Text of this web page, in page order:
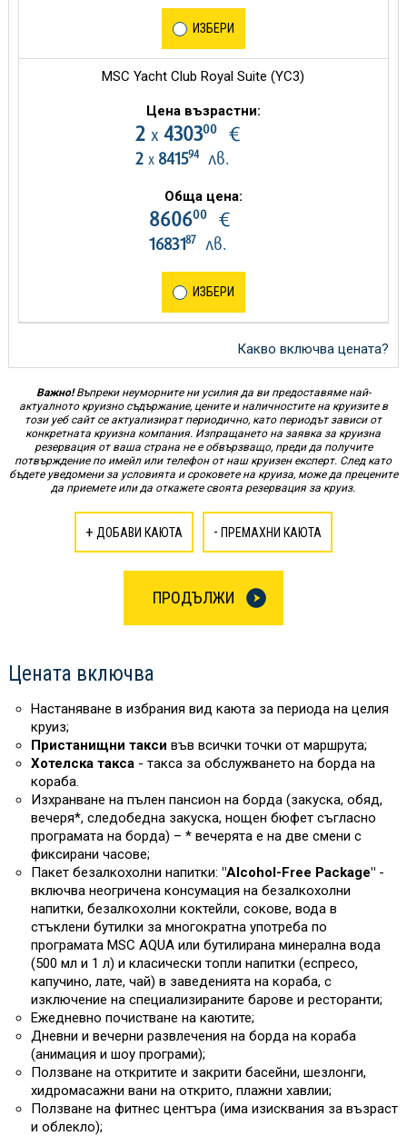
ИЗБЕРИ
MSC Yacht Club Royal Suite (YC3)
Цена възрастни:
2 х 430300€
2 х 841594лв.
Обща цена:
860600€
1683187лв.
ИЗБЕРИ
Какво включва цената?
Важно!Въпреки неуморните ни усилия да ви предоставяме най-
актуалното круизно съдържание, цените и наличностите на круизите в
този уеб сайт се актуализират периодично, като периодът зависи от
конкретната круизна компания. Изпращането на заявка за круизна
резервация от ваша страна не е обвързващо, преди да получите
потвърждение по имейл или телефон от наш круизен експерт. След като
бъдете уведомени за условията и сроковете на круиза, може да прецените
да приемете или да откажете своята резервация за круиз.
+ ДОБАВИ КАЮТА - ПРЕМАХНИ КАЮТА
ПРОДЪЛЖИ
Цената включва
Настаняване в избрания вид каюта за периода на целия
круиз;
Пристанищни такси във всички точки от маршрута;
Хотелска такса - такса за обслужването на борда на
кораба.
Изхранване на пълен пансион на борда (закуска, обяд,
вечеря*, следобедна закуска, нощен бюфет съгласно
програмата на борда) – * вечерята е на две смени с
фиксирани часове;
Пакет безалкохолни напитки: "Alcohol-Free Package"-
включва неогричена консумация на безалкохолни
напитки, безалкохолни коктейли, сокове, вода в
стъклени бутилки за многократна употреба по
програмата MSC AQUA или бутилирана минерална вода
(500 мл и 1 л) и класически топли напитки (еспресо,
капучино, лате, чай) в заведенията на кораба, с
изключение на специализираните барове и ресторанти;
Ежедневно почистване на каютите;
Дневни и вечерни развлечения на борда на кораба
(анимация и шоу програми);
Ползване на откритите и закрити басейни, шезлонги,
хидромасажни вани на открито, плажни хавлии;
Ползване на фитнес центъра (има изисквания за възраст
и облекло);